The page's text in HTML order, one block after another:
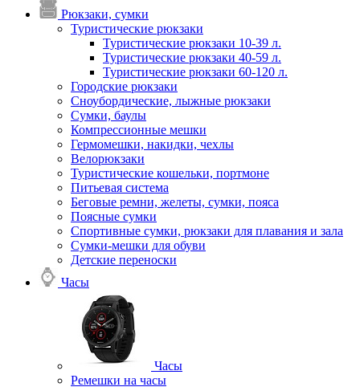
Рюкзаки, сумки
Туристические рюкзаки
Туристические рюкзаки 10-39 л.
Туристические рюкзаки 40-59 л.
Туристические рюкзаки 60-120 л.
Городские рюкзаки
Сноубордические, лыжные рюкзаки
Сумки, баулы
Компрессионные мешки
Гермомешки, накидки, чехлы
Велорюкзаки
Туристические кошельки, портмоне
Питьевая система
Беговые ремни, желеты, сумки, пояса
Поясные сумки
Спортивные сумки, рюкзаки для плавания и зала
Сумки-мешки для обуви
Детские переноски
Часы
Часы
Ремешки на часы